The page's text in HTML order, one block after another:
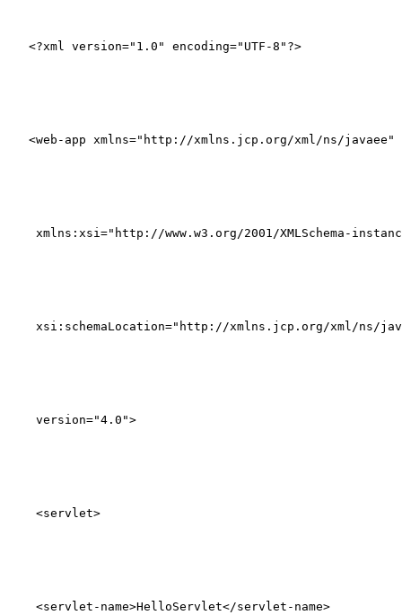
<?xml version="1.0" encoding="UTF-8"?>
<web-app xmlns="http://xmlns.jcp.org/xml/ns/javaee"
xmlns:xsi="http://www.w3.org/2001/XMLSchema-
xsi:schemaLocation="http://xmlns.jcp.org/xml/ns/
version="4.0">
<servlet>
<servlet-name>HelloServlet</servlet-name>